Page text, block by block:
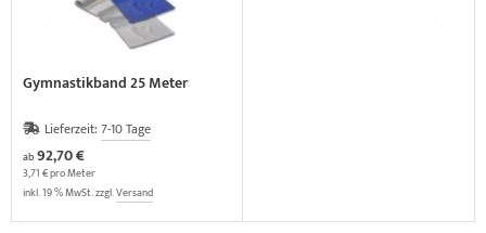
Gymnastikband 25 Meter
Lieferzeit: 7-10 Tage
ab92,70 €
3,71 € pro Meter
inkl. 19 % MwSt. zzgl.Versand